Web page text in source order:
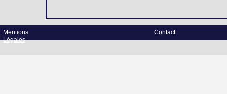
Mentions
Légales
Contact